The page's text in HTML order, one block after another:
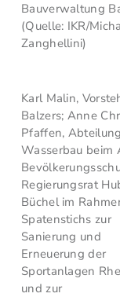
Bauverwaltung
(Quelle: IKR/
Zanghellini)
Karl Malin,
Balzers; Anne
Pfaffen, Abteilung
Wasserbau beim
Regierungsrat
Büchel im
Spatenstichs zur
Sanierung und
Erneuerung der
Sportanlagen
und zur